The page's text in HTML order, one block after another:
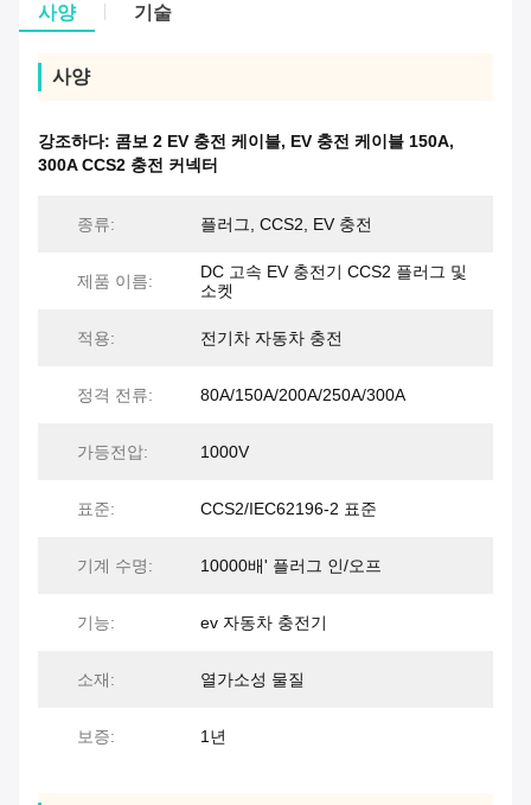
사양 기술
사양
강조하다: 콤보 2 EV 충전 케이블, EV 충전 케이블 150A,
300A CCS2 충전 커넥터
종류: 플러그, CCS2, EV 충전
제품 이름:
DC 고속 EV 충전기 CCS2 플러그 및
소켓
적용: 전기차 자동차 충전
정격 전류: 80A/150A/200A/250A/300A
가등전압: 1000V
표준: CCS2/IEC62196-2 표준
기계 수명: 10000배' 플러그 인/오프
기능: ev 자동차 충전기
소재: 열가소성 물질
보증: 1년